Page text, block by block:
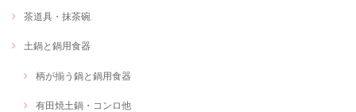
茶道具・抹茶碗
土鍋と鍋用食器
柄が揃う鍋と鍋用食器
有田焼土鍋・コンロ他